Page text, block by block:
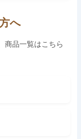
へ
商品一覧はこちら